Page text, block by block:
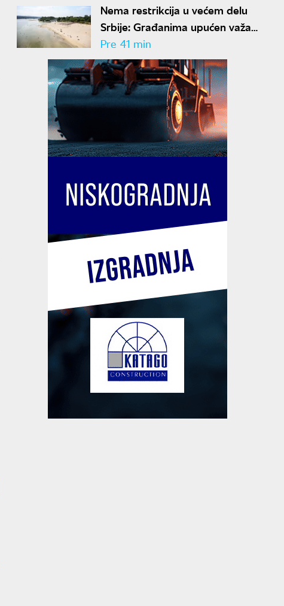
Nema restrikcija u većem delu
Srbije: Građanima upućen važan
apel zbog suše i niskog
vodostaja
Pre 41 min